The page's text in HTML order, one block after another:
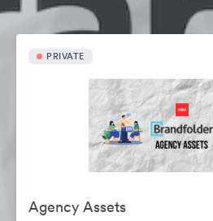
PRIVATE
Agency Assets